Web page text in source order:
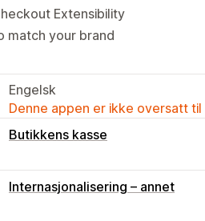
Extensibility
match your brand
Engelsk
Denne appen er ikke oversatt
Butikkens kasse
Internasjonalisering – annet